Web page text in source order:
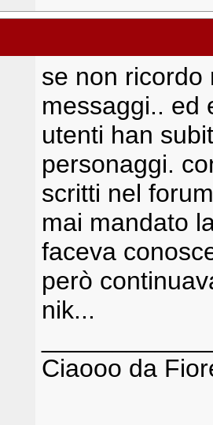
se non ricordo
messaggi.. ed
utenti han
personaggi.
scritti nel
mai mandato
faceva
però
nik...
Ciaooo da